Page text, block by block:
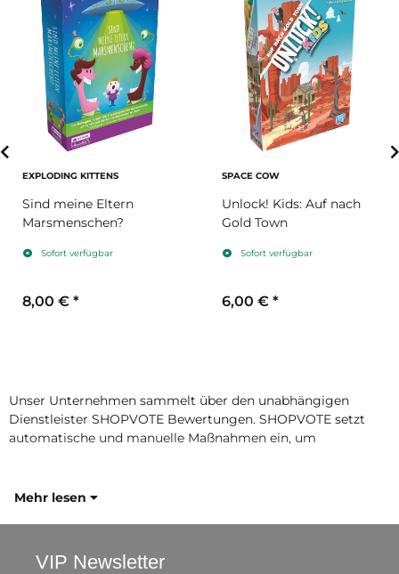
EXPLODING KITTENS
Sind meine Eltern
Marsmenschen?
Sofort verfügbar
8,00 € *
SPACE COW
Unlock! Kids: Auf nach
Gold Town
Sofort verfügbar
6,00 € *
Unser Unternehmen sammelt über den unabhängigen
Dienstleister SHOPVOTE Bewertungen. SHOPVOTE setzt
automatische und manuelle Maßnahmen ein, um
Mehr lesen
VIP Newsletter